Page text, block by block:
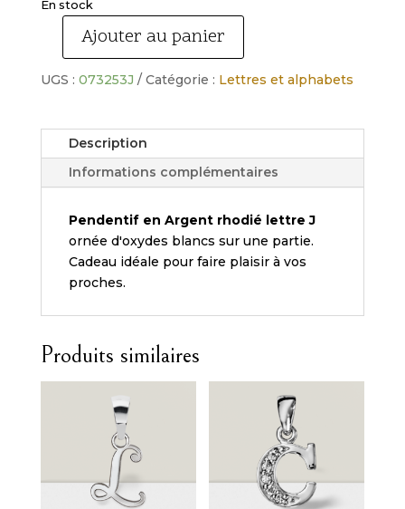
En stock
quantité
Pendentif
rhodié
initiale
avec
oxydes_
Ajouter au panier
UGS : 073253J Catégorie : Lettres et alphabets
Description
Informations complémentaires
Pendentif en Argent rhodié lettre J
ornée d'oxydes blancs sur une partie.
Cadeau idéale pour faire plaisir à vos
proches.
Produits similaires